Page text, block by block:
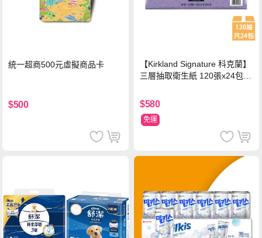
統一超商500元虛擬商品卡
$500
【Kirkland Signature 科克蘭】
三層抽取衛生紙 120張x24包x1
$580
免運